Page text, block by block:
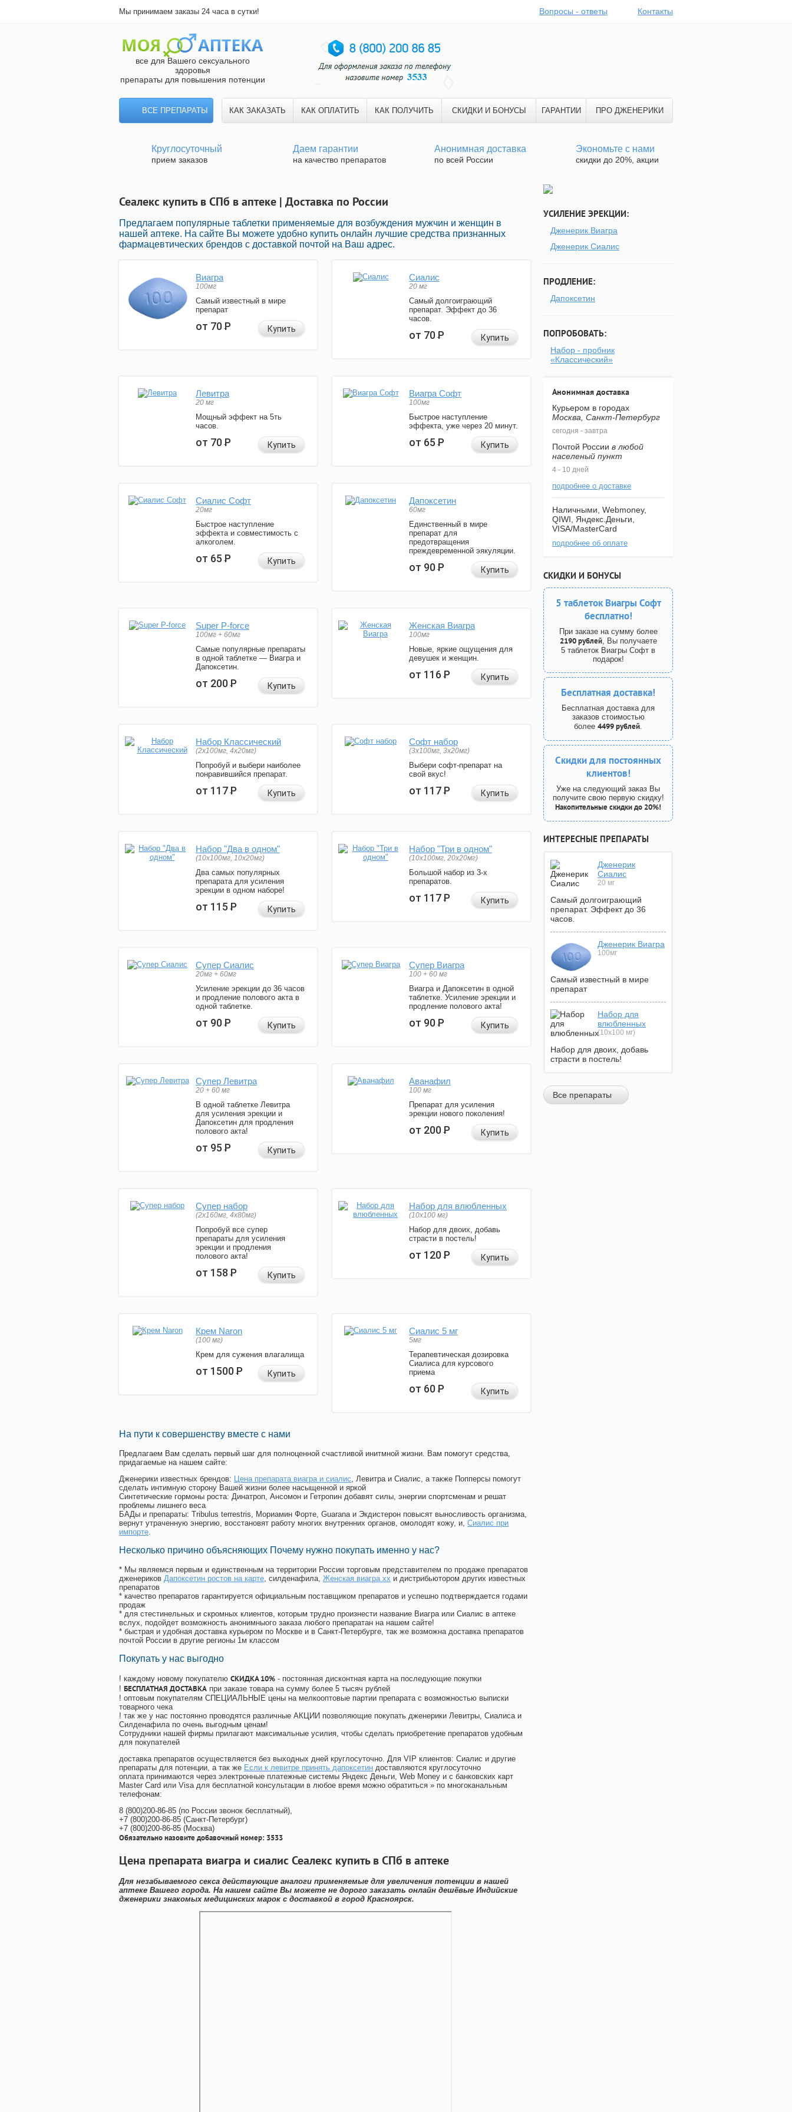
Мы принимаем заказы 24 часа в сутки! Вопросы - ответы Контакты
все для Вашего сексуального
здоровья
препараты для повышения потенции
ВСЕ ПРЕПАРАТЫ КАК ЗАКАЗАТЬ КАК ОПЛАТИТЬ КАК ПОЛУЧИТЬ СКИДКИ И БОНУСЫ ГАРАНТИИ ПРО ДЖЕНЕРИКИ
Круглосуточный
прием заказов
Даем гарантии
на качество препаратов
Анонимная доставка
по всей России
Экономьте с нами
скидки до 20%, акции
Сеалекс купить в СПб в аптеке | Доставка по России
Предлагаем популярные таблетки применяемые для возбуждения мужчин и женщин в
нашей аптеке. На сайте Вы можете удобно купить онлайн лучшие средства признанных
фармацевтических брендов с доставкой почтой на Ваш адрес.
Виагра
100мг
Самый известный в мире
препарат
от 70Р Купить
Сиалис
20 мг
Самый долгоиграющий
препарат. Эффект до 36
часов.
от 70Р Купить
Левитра
20 мг
Мощный эффект на 5ть
часов.
от 70Р Купить
Виагра Софт
100мг
Быстрое наступление
эффекта, уже через 20 минут.
от 65Р Купить
Сиалис Софт
20мг
Быстрое наступление
эффекта и совместимость с
алкоголем.
от 65Р Купить
Дапоксетин
60мг
Единственный в мире
препарат для
предотвращения
преждевременной эякуляции.
от 90Р Купить
Super P-force
100мг + 60мг
Самые популярные препараты
в одной таблетке — Виагра и
Дапоксетин.
от 200Р Купить
Женская Виагра
100мг
Новые, яркие ощущения для
девушек и женщин.
от 116Р Купить
Набор Классический
(2x100мг, 4x20мг)
Попробуй и выбери наиболее
понравившийся препарат.
от 117Р Купить
Софт набор
(3x100мг, 3x20мг)
Выбери софт-препарат на
свой вкус!
от 117Р Купить
Набор "Два в одном"
(10x100мг, 10x20мг)
Два самых популярных
препарата для усиления
эрекции в одном наборе!
от 115Р Купить
Набор "Три в одном"
(10x100мг, 20x20мг)
Большой набор из 3-х
препаратов.
от 117Р Купить
Супер Сиалис
20мг + 60мг
Усиление эрекции до 36 часов
и продление полового акта в
одной таблетке.
от 90Р Купить
Супер Виагра
100 + 60 мг
Виагра и Дапоксетин в одной
таблетке. Усиление эрекции и
продление полового акта!
от 90Р Купить
Супер Левитра
20 + 60 мг
В одной таблетке Левитра
для усиления эрекции и
Дапоксетин для продления
полового акта!
от 95Р Купить
Аванафил
100 мг
Препарат для усиления
эрекции нового поколения!
от 200Р Купить
Супер набор
(2х160мг, 4х80мг)
Попробуй все супер
препараты для усиления
эрекции и продления
полового акта!
от 158Р Купить
Набор для влюбленных
(10х100 мг)
Набор для двоих, добавь
страсти в постель!
от 120Р Купить
Крем Naron
(100 мг)
Крем для сужения влагалища
от 1500Р Купить
Сиалис 5 мг
5мг
Терапевтическая дозировка
Сиалиса для курсового
приема
от 60Р Купить
На пути к совершенству вместе с нами
Предлагаем Вам сделать первый шаг для полноценной счастливой инитмной жизни. Вам помогут средства,
придагаемые на нашем сайте:
Дженерики известных брендов: Цена препарата виагра и сиалис, Левитра и Сиалис, а также Попперсы помогут
сделать интимную сторону Вашей жизни более насыщенной и яркой
Синтетические гормоны роста: Динатроп, Ансомон и Гетропин добавят силы, энергии спортсменам и решат
проблемы лишнего веса
БАДы и препараты: Tribulus terrestris, Мориамин Форте, Guarana и Экдистерон повысят выносливость организма,
вернут утраченную энергию, восстановят работу многих внутренних органов, омолодят кожу, и, Сиалис при
импорте.
Несколько причино объясняющих Почему нужно покупать именно у нас?
* Мы являемся первым и единственным на территории России торговым представителем по продаже препаратов
дженериков Дапоксетин ростов на карте, силденафила, Женская виагра xx и дистрибьютором других известных
препаратов
* качество препаратов гарантируется официальным поставщиком препаратов и успешно подтверждается годами
продаж
* для стестинельных и скромных клиентов, которым трудно произнести название Виагра или Сиалис в аптеке
вслух, подойдет возможность анонимныого заказа любого препаратан на нашем сайте!
* быстрая и удобная доставка курьером по Москве и в Санкт-Петербурге, так же возможна доставка препаратов
почтой России в другие регионы 1м классом
Покупать у нас выгодно
! каждому новому покупателю СКИДКА 10% - постоянная дисконтная карта на последующие покупки
! БЕСПЛАТНАЯ ДОСТАВКА при заказе товара на сумму более 5 тысяч рублей
! оптовым покупателям СПЕЦИАЛЬНЫЕ цены на мелкооптовые партии препарата с возможностью выписки
товарного чека
! так же у нас постоянно проводятся различные АКЦИИ позволяющие покупать дженерики Левитры, Сиалиса и
Силденафила по очень выгодным ценам!
Cотрудники нашей фирмы прилагают максимальные усилия, чтобы сделать приобретение препаратов удобным
для покупателей
доставка препаратов осуществляется без выходных дней круглосуточно. Для VIP клиентов: Сиалис и другие
препараты для потенции, а так же Если к левитре принять дапоксетин доставляются круглосуточно
оплата принимаются через электронные платежные системы Яндекс Деньги, Web Money и с банковских карт
Master Card или Visa для бесплатной консультации в любое время можно обратиться » по многоканальным
телефонам:
8 (800)200-86-85 (по России звонок бесплатный),
+7 (800)200-86-85 (Санкт-Петербург)
+7 (800)200-86-85 (Москва)
Обязательно назовите добавочный номер: 3533
Цена препарата виагра и сиалис Сеалекс купить в СПб в аптеке
Для незабываемого секса действующие аналоги применяемые для увеличения потенции в нашей
аптеке Вашего города. На нашем сайте Вы можете не дорого заказать онлайн дешёвые Индийские
дженерики знакомых медицинских марок с доставкой в город Красноярск.
УСИЛЕНИЕ ЭРЕКЦИИ:
Дженерик Виагра
Дженерик Сиалис
ПРОДЛЕНИЕ:
Дапоксетин
ПОПРОБОВАТЬ:
Набор - пробник
«Классический»
Анонимная доставка
Курьером в городах
Москва, Санкт-Петербург
сегодня - завтра
Почтой России в любой
населеный пункт
4 - 10 дней
подробнее о доставке
Наличными, Webmoney,
QIWI, Яндекс.Деньги,
VISA/MasterCard
подробнее об оплате
СКИДКИ И БОНУСЫ
5 таблеток Виагры Софт
бесплатно!
При заказе на сумму более
2190 рублей, Вы получаете
5 таблеток Виагры Софт в
подарок!
Бесплатная доставка!
Бесплатная доставка для
заказов стоимостью
более 4499 рублей.
Скидки для постоянных
клиентов!
Уже на следующий заказ Вы
получите свою первую скидку!
Накопительные скидки до 20%!
ИНТЕРЕСНЫЕ ПРЕПАРАТЫ
Дженерик
Сиалис
20 мг
Самый долгоиграющий
препарат. Эффект до 36
часов.
Дженерик Виагра
100мг
Самый известный в мире
препарат
Набор для
влюбленных
(10х100 мг)
Набор для двоих, добавь
страсти в постель!
Все препараты